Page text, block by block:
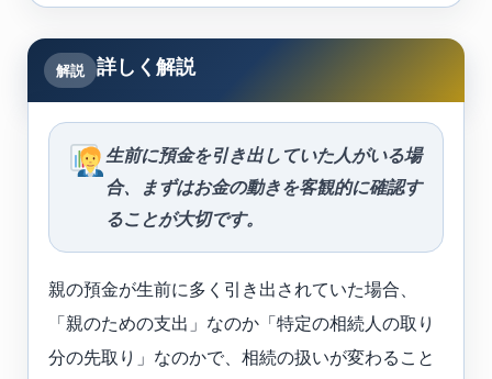
解説 詳しく解説
生前に預金を引き出していた人がいる場
合、まずはお金の動きを客観的に確認す
ることが大切です。
親の預金が生前に多く引き出されていた場合、
「親のための支出」なのか「特定の相続人の取り
分の先取り」なのかで、相続の扱いが変わること